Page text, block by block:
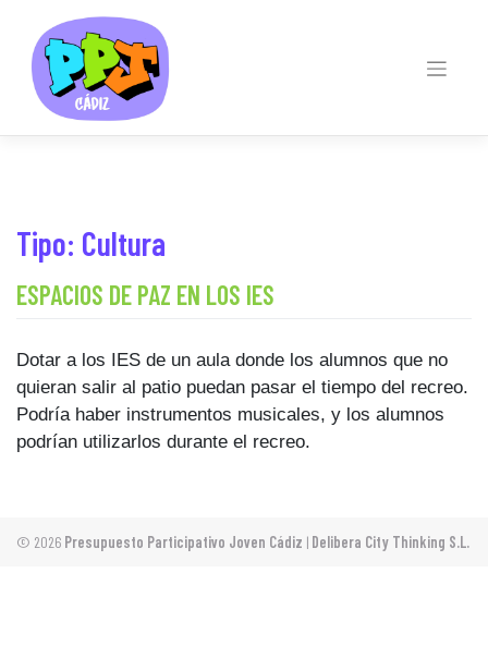
content
Tipo: Cultura
ESPACIOS DE PAZ EN LOS IES
Dotar a los IES de un aula donde los alumnos que no
quieran salir al patio puedan pasar el tiempo del recreo.
Podría haber instrumentos musicales, y los alumnos
podrían utilizarlos durante el recreo.
© 2026 Presupuesto Participativo Joven Cádiz | Delibera City Thinking S.L.